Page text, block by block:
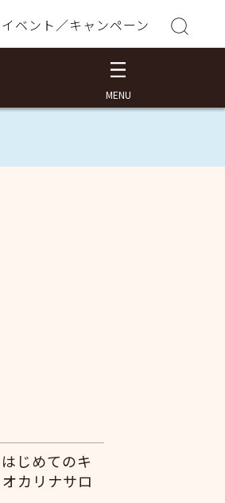
イベント／キャンペーン
じめてのキ
カリナサロ